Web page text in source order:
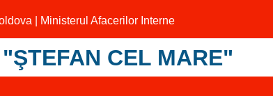
| Ministerul Afacerilor Interne
CEL MARE"